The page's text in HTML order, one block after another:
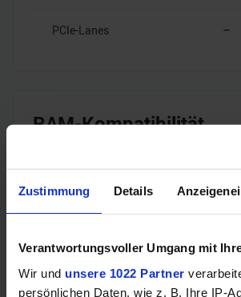
Zustimmung Details
Verantwortungsvoller Umgang mit
Wir und unsere 1022 Partner
persönlichen Daten, wie z. B. Ihre IP-
PCIe-Lanes –
RAM-Kompatibilität